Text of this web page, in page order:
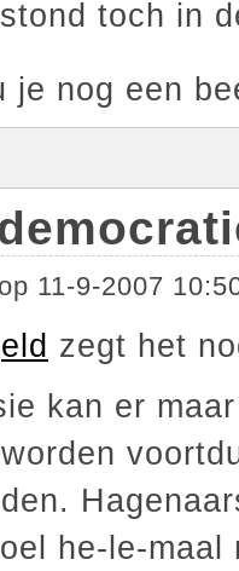
toch in
je nog een
11-9-2007
zegt het
kan er
he-le-